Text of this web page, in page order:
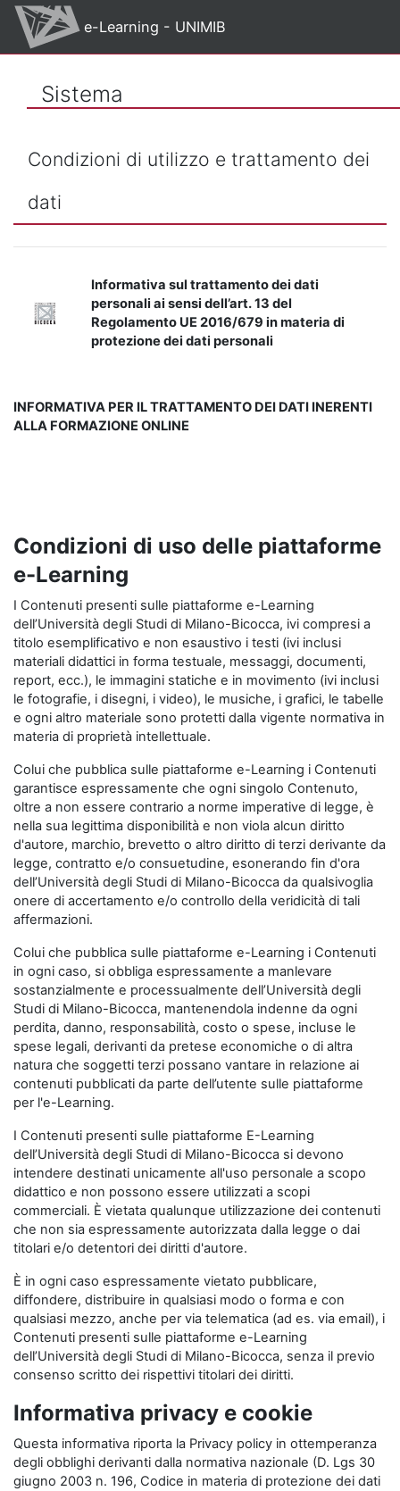
Vai al contenuto principale
e-Learning - UNIMIB
Sistema
Condizioni di utilizzo e trattamento dei
dati
Informativa sul trattamento dei dati
personali ai sensi dell’art. 13 del
Regolamento UE 2016/679 in materia di
protezione dei dati personali
INFORMATIVA PER IL TRATTAMENTO DEI DATI INERENTI
ALLA FORMAZIONE ONLINE
Condizioni di uso delle piattaforme
e-Learning
I Contenuti presenti sulle piattaforme e-Learning
dell’Università degli Studi di Milano-Bicocca, ivi compresi a
titolo esemplificativo e non esaustivo i testi (ivi inclusi
materiali didattici in forma testuale, messaggi, documenti,
report, ecc.), le immagini statiche e in movimento (ivi inclusi
le fotografie, i disegni, i video), le musiche, i grafici, le tabelle
e ogni altro materiale sono protetti dalla vigente normativa in
materia di proprietà intellettuale.
Colui che pubblica sulle piattaforme e-Learning i Contenuti
garantisce espressamente che ogni singolo Contenuto,
oltre a non essere contrario a norme imperative di legge, è
nella sua legittima disponibilità e non viola alcun diritto
d'autore, marchio, brevetto o altro diritto di terzi derivante da
legge, contratto e/o consuetudine, esonerando fin d'ora
dell’Università degli Studi di Milano-Bicocca da qualsivoglia
onere di accertamento e/o controllo della veridicità di tali
affermazioni.
Colui che pubblica sulle piattaforme e-Learning i Contenuti
in ogni caso, si obbliga espressamente a manlevare
sostanzialmente e processualmente dell’Università degli
Studi di Milano-Bicocca, mantenendola indenne da ogni
perdita, danno, responsabilità, costo o spese, incluse le
spese legali, derivanti da pretese economiche o di altra
natura che soggetti terzi possano vantare in relazione ai
contenuti pubblicati da parte dell’utente sulle piattaforme
per l'e-Learning.
I Contenuti presenti sulle piattaforme E-Learning
dell’Università degli Studi di Milano-Bicocca si devono
intendere destinati unicamente all'uso personale a scopo
didattico e non possono essere utilizzati a scopi
commerciali. È vietata qualunque utilizzazione dei contenuti
che non sia espressamente autorizzata dalla legge o dai
titolari e/o detentori dei diritti d'autore.
È in ogni caso espressamente vietato pubblicare,
diffondere, distribuire in qualsiasi modo o forma e con
qualsiasi mezzo, anche per via telematica (ad es. via email), i
Contenuti presenti sulle piattaforme e-Learning
dell’Università degli Studi di Milano-Bicocca, senza il previo
consenso scritto dei rispettivi titolari dei diritti.
Informativa privacy e cookie
Questa informativa riporta la Privacy policy in ottemperanza
degli obblighi derivanti dalla normativa nazionale (D. Lgs 30
giugno 2003 n. 196, Codice in materia di protezione dei dati